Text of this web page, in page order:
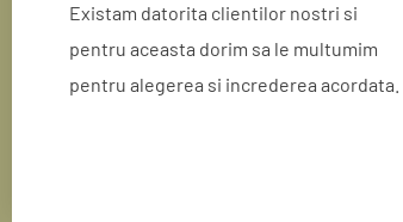
Existam datorita clientilor nostri si
pentru aceasta dorim sa le multumim
pentru alegerea si increderea acordata.